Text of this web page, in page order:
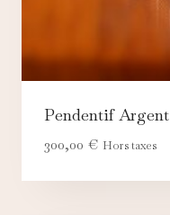
Pendentif Argent
300,00 € Hors taxes